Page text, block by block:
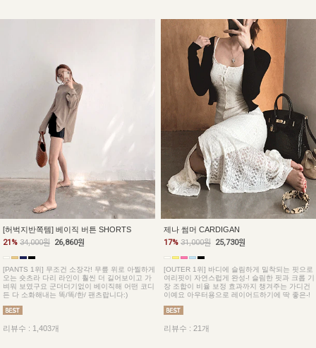
[허벅지반쪽템] 베이직 버튼 SHORTS
21% 34,000원 26,860원
[PANTS 1위] 무조건 소장각! 무릎 위로 아찔하게
오는 숏츠라 다리 라인이 훨씬 더 길어보이고 가
벼워 보였구요 군더더기없이 베이직해 어떤 코디
든 다 소화해내는 똑/똑/한/ 팬츠랍니다:)
리뷰수 : 1,403개
제나 썸머 CARDIGAN
17% 31,000원 25,730원
[OUTER 1위] 바디에 슬림하게 밀착되는 핏으로
여리핏이 자연스럽게 완성-! 슬림한 핏과 크롭 기
장 조합이 비율 보정 효과까지 챙겨주는 가디건
이예요 아우터용으로 레이어드하기에 딱 좋은-!
리뷰수 : 21개